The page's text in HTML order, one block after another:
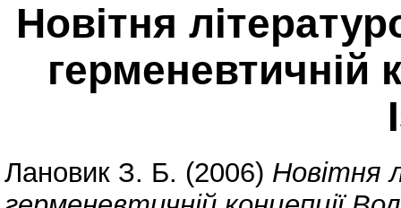
Новітня
герменевтичній
Лановик З. Б. (2006) Новітня